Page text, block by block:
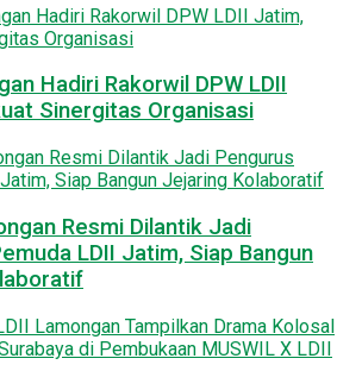
Hadiri Rakorwil DPW LDII
Sinergitas Organisasi
Resmi Dilantik Jadi
LDII Jatim, Siap Bangun